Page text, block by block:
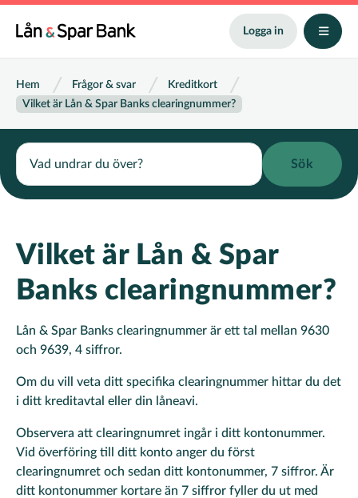
Hoppa
Logga in
Länkstig
Hem Frågor & svar
Kreditkort
Vilket är Lån & Spar Banks clearingnummer?
Search
Vilket är Lån & Spar
Banks clearingnummer?
Lån & Spar Banks clearingnummer är ett tal mellan 9630
och 9639, 4 siffror.
Om du vill veta ditt specifika clearingnummer hittar du det
i ditt kreditavtal eller din låneavi.
Observera att clearingnumret ingår i ditt kontonummer.
Vid överföring till ditt konto anger du först
clearingnumret och sedan ditt kontonummer, 7 siffror. Är
ditt kontonummer kortare än 7 siffror fyller du ut med